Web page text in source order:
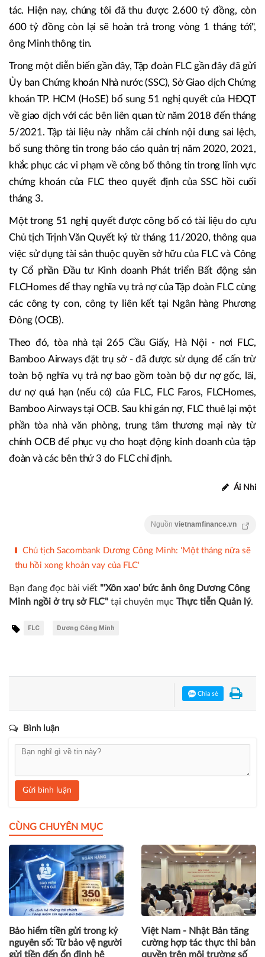
tác. Hiện nay, chúng tôi đã thu được 2.600 tỷ đồng, còn
600 tỷ đồng còn lại sẽ hoàn trả trong vòng 1 tháng tới",
ông Minh thông tin.
Trong một diễn biến gần đây, Tập đoàn FLC gần đây đã gửi
Ủy ban Chứng khoán Nhà nước (SSC), Sở Giao dịch Chứng
khoán TP. HCM (HoSE) bổ sung 51 nghị quyết của HĐQT
về giao dịch với các bên liên quan từ năm 2018 đến tháng
5/2021. Tập tài liệu này nhằm cải chính nội dung sai lệch,
bổ sung thông tin trong báo cáo quản trị năm 2020, 2021,
khắc phục các vi phạm về công bố thông tin trong lĩnh vực
chứng khoán của FLC theo quyết định của SSC hồi cuối
tháng 3.
Một trong 51 nghị quyết được công bố có tài liệu do cựu
Chủ tịch Trịnh Văn Quyết ký từ tháng 11/2020, thông qua
việc sử dụng tài sản thuộc quyền sở hữu của FLC và Công
ty Cổ phần Đầu tư Kinh doanh Phát triển Bất động sản
FLCHomes để thay nghĩa vụ trả nợ của Tập đoàn FLC cùng
các công ty con, công ty liên kết tại Ngân hàng Phương
Đông (OCB).
Theo đó, tòa nhà tại 265 Cầu Giấy, Hà Nội - nơi FLC,
Bamboo Airways đặt trụ sở - đã được sử dụng để cấn trừ
toàn bộ nghĩa vụ trả nợ bao gồm toàn bộ dư nợ gốc, lãi,
dư nợ quá hạn (nếu có) của FLC, FLC Faros, FLCHomes,
Bamboo Airways tại OCB. Sau khi gán nợ, FLC thuê lại một
phần tòa nhà văn phòng, trung tâm thương mại này từ
chính OCB để phục vụ cho hoạt động kinh doanh của tập
đoàn và các bên thứ 3 do FLC chỉ định.
Ái Nhi
Nguồn vietnamfinance.vn
Chủ tịch Sacombank Dương Công Minh: 'Một tháng nữa sẽ
thu hồi xong khoản vay của FLC'
Bạn đang đọc bài viết "'Xôn xao' bức ảnh ông Dương Công
Minh ngồi ở trụ sở FLC" tại chuyên mục Thực tiễn Quản lý.
FLC Dương Công Minh
Chia sẻ
Bình luận
Gửi bình luận
CÙNG CHUYÊN MỤC
Bảo hiểm tiền gửi trong kỷ
nguyên số: Từ bảo vệ người
gửi tiền đến ổn định hệ
Việt Nam - Nhật Bản tăng
cường hợp tác thực thi bản
quyền trên môi trường số